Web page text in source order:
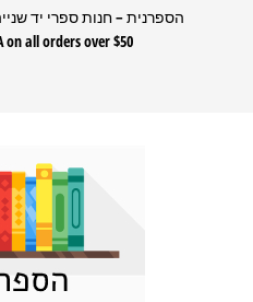
הספרנית – חנות ספרי יד
on all orders over $50